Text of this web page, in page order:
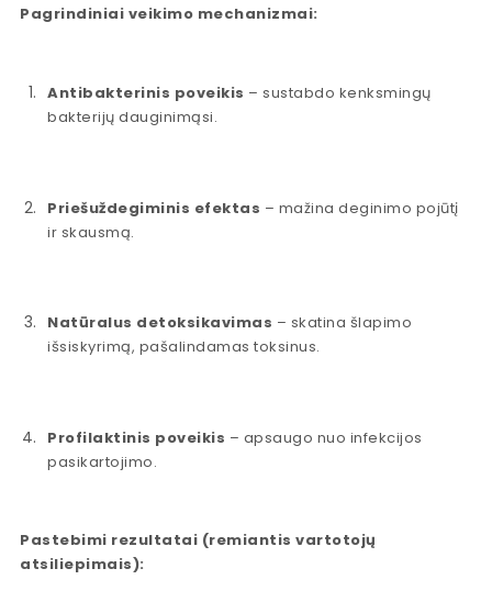
Pagrindiniai veikimo mechanizmai:
Antibakterinis poveikis – sustabdo kenksmingų
bakterijų dauginimąsi.
Priešuždegiminis efektas – mažina deginimo pojūtį
ir skausmą.
Natūralus detoksikavimas – skatina šlapimo
išsiskyrimą, pašalindamas toksinus.
Profilaktinis poveikis – apsaugo nuo infekcijos
pasikartojimo.
Pastebimi rezultatai (remiantis vartotojų
atsiliepimais):